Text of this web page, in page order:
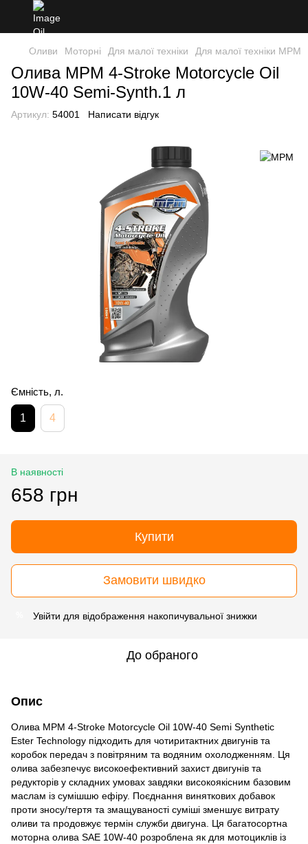
Оливи Моторні Для малої техніки Для малої техніки MPM
Олива MPM 4-Stroke Motorcycle Oil
10W-40 Semi-Synth.1 л
Артикул: 54001 Написати відгук
Ємність, л.
1 4
В наявності
658 грн
Купити
Замовити швидко
Увійти для відображення накопичувальної знижки
До обраного
Опис
Олива MPM 4-Stroke Motorcycle Oil 10W-40 Semi Synthetic
Ester Technology підходить для чотиритактних двигунів та
коробок передач з повітряним та водяним охолодженням. Ця
олива забезпечує високоефективний захист двигунів та
редукторів у складних умовах завдяки високоякісним базовим
маслам із сумішшю ефіру. Поєднання виняткових добавок
проти зносу/тертя та змащуваності суміші зменшує витрату
оливи та продовжує термін служби двигуна. Ця багатосортна
моторна олива SAE 10W-40 розроблена як для мотоциклів із